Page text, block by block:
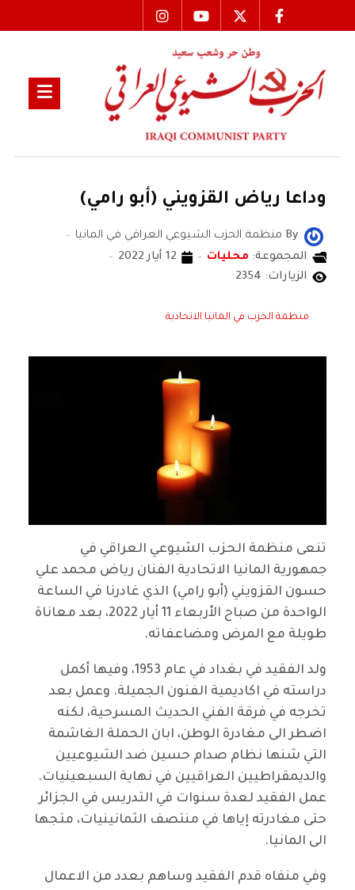
وداعا رياض القزويني (أبو رامي)
By منظمة الحزب الشيوعي العراقي في المانيا
المجموعة: محليات
12 أيار 2022
الزيارات: 2354
منظمة الحزب في المانيا الاتحادية
تنعى منظمة الحزب الشيوعي العراقي في
جمهورية المانيا الاتحادية الفنان رياض محمد علي
حسون القزويني (أبو رامي) الذي غادرنا في الساعة
الواحدة من صباح الأربعاء 11 أيار 2022، بعد معاناة
طويلة مع المرض ومضاعفاته.
ولد الفقيد في بغداد في عام 1953، وفيها أكمل
دراسته في اكاديمية الفنون الجميلة. وعمل بعد
تخرجه في فرقة الفني الحديث المسرحية، لكنه
اضطر الى مغادرة الوطن، ابان الحملة الغاشمة
التي شنها نظام صدام حسين ضد الشيوعيين
والديمقراطيين العراقيين في نهاية السبعينيات.
عمل الفقيد لعدة سنوات في التدريس في الجزائر
حتى مغادرته إياها في منتصف الثمانينيات، متجها
الى المانيا.
وفي منفاه قدم الفقيد وساهم بعدد من الاعمال